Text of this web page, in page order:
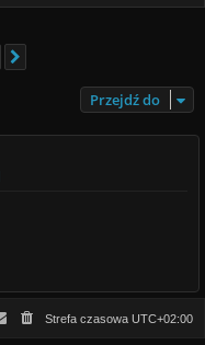
Przejdź do
Strefa czasowa UTC+02:00